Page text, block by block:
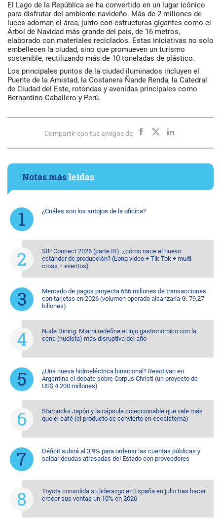
El Lago de la República se ha convertido en un lugar icónico
para disfrutar del ambiente navideño. Más de 2 millones de
luces adornan el área, junto con estructuras gigantes como el
Árbol de Navidad más grande del país, de 16 metros,
elaborado con materiales reciclados. Estas iniciativas no solo
embellecen la ciudad, sino que promueven un turismo
sostenible, reutilizando más de 10 toneladas de plástico.
Los principales puntos de la ciudad iluminados incluyen el
Puente de la Amistad, la Costanera Ñande Renda, la Catedral
de Ciudad del Este, rotondas y avenidas principales como
Bernardino Caballero y Perú.
Compartir con tus amigos de
Notas másleídas
¿Cuáles son los antojos de la oficina?
SIP Connect 2026 (parte III): ¿cómo nace el nuevo
estándar de producción? (Long video + Tik Tok + multi
cross + eventos)
Mercado de pagos proyecta 656 millones de transacciones
con tarjetas en 2026 (volumen operado alcanzaría G. 79,27
billones)
Nude Dining: Miami redefine el lujo gastronómico con la
cena (nudista) más disruptiva del año
¿Una nueva hidroeléctrica binacional? Reactivan en
Argentina el debate sobre Corpus Christi (un proyecto de
US$ 4.200 millones)
Starbucks Japón y la cápsula coleccionable que vale más
que el café (el producto se convierte en ecosistema)
Déficit subirá al 3,9% para ordenar las cuentas públicas y
saldar deudas atrasadas del Estado con proveedores
Toyota consolida su liderazgo en España en julio tras hacer
crecer sus ventas un 10% en 2026